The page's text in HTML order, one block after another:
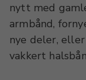
nytt med
armbånd,
nye deler,
vakkert